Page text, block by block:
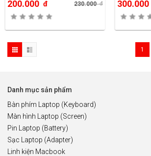
200.000 đ 230.000đ 300.000
1
Danh mục sản phẩm
Bàn phím Laptop (Keyboard)
Màn hình Laptop (Screen)
Pin Laptop (Battery)
Sạc Laptop (Adapter)
Linh kiện Macbook